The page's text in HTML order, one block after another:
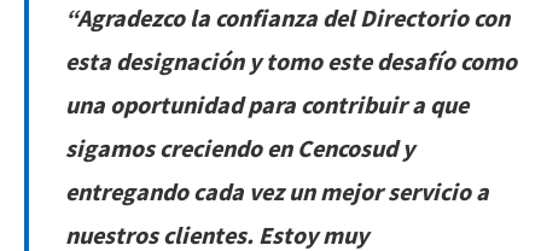
“Agradezco la confianza del Directorio con
esta designación y tomo este desafío como
una oportunidad para contribuir a que
sigamos creciendo en Cencosud y
entregando cada vez un mejor servicio a
nuestros clientes. Estoy muy